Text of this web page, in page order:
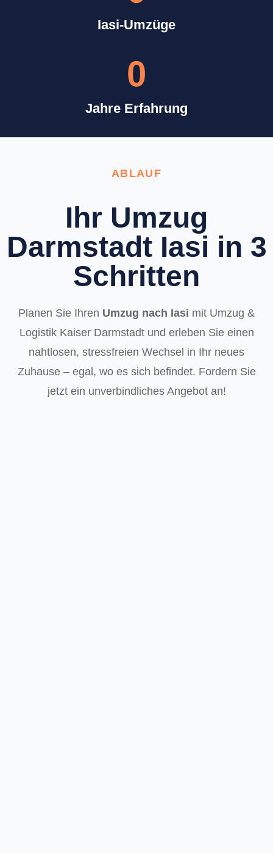
Iasi-Umzüge
Jahre Erfahrung
0
ABLAUF
Ihr Umzug
Darmstadt Iasi in 3
Schritten
Planen Sie Ihren Umzug nach Iasi mit Umzug &
Logistik Kaiser Darmstadt und erleben Sie einen
nahtlosen, stressfreien Wechsel in Ihr neues
Zuhause – egal, wo es sich befindet. Fordern Sie
jetzt ein unverbindliches Angebot an!